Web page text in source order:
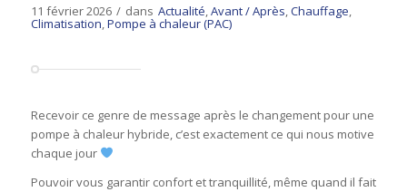
11 février 2026 / dans Actualité,Avant / Après,Chauffage,
Climatisation,Pompe à chaleur (PAC)
Recevoir ce genre de message après le changement pour une
pompe à chaleur hybride, c’est exactement ce qui nous motive
chaque jour
Pouvoir vous garantir confort et tranquillité, même quand il fait